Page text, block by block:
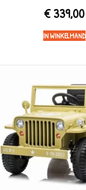
€339,00
IN WINKELMAND